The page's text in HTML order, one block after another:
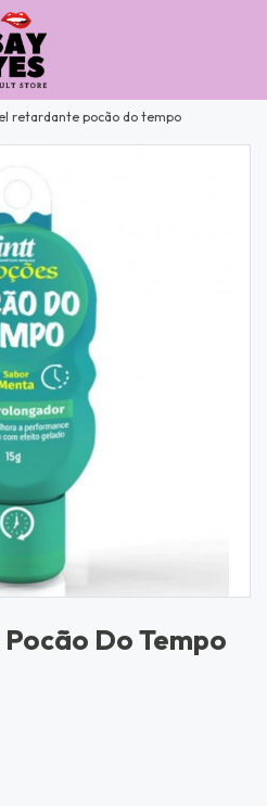
retardante pocão do tempo
Do Tempo